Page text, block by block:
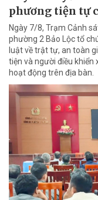
phương tiện tự
Ngày 7/8, Trạm Cảnh
phường 2 Bảo Lộc tổ
luật về trật tự, an toàn
tiện và người điều khiển
hoạt động trên địa bàn.